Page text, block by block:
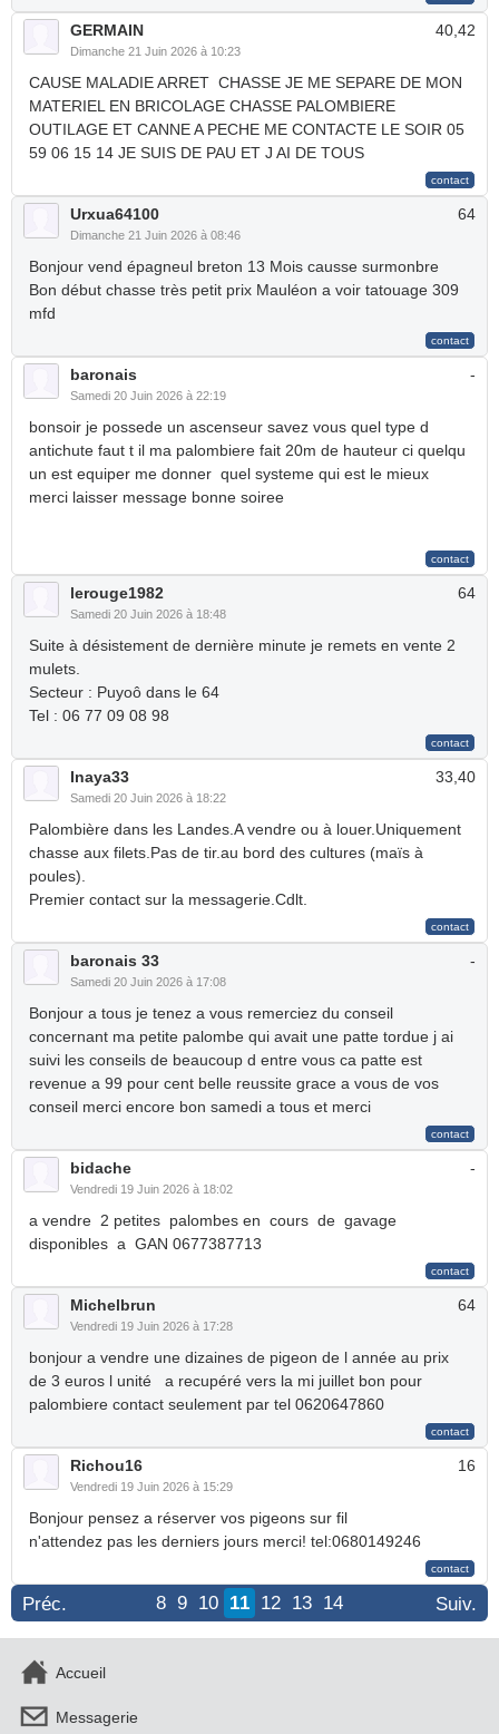
GERMAIN
Dimanche 21 Juin 2026 à 10:23
40,42
CAUSE MALADIE ARRET CHASSE JE ME SEPARE DE MON
MATERIEL EN BRICOLAGE CHASSE PALOMBIERE
OUTILAGE ET CANNE A PECHE ME CONTACTE LE SOIR 05
59 06 15 14 JE SUIS DE PAU ET J AI DE TOUS
Urxua64100
Dimanche 21 Juin 2026 à 08:46
64
Bonjour vend épagneul breton 13 Mois causse surmonbre
Bon début chasse très petit prix Mauléon a voir tatouage 309
mfd
baronais
Samedi 20 Juin 2026 à 22:19
-
bonsoir je possede un ascenseur savez vous quel type d
antichute faut t il ma palombiere fait 20m de hauteur ci quelqu
un est equiper me donner quel systeme qui est le mieux
merci laisser message bonne soiree
lerouge1982
Samedi 20 Juin 2026 à 18:48
64
Suite à désistement de dernière minute je remets en vente 2
mulets.
Secteur : Puyoô dans le 64
Tel : 06 77 09 08 98
Inaya33
Samedi 20 Juin 2026 à 18:22
33,40
Palombière dans les Landes.A vendre ou à louer.Uniquement
chasse aux filets.Pas de tir.au bord des cultures (maïs à
poules).
Premier contact sur la messagerie.Cdlt.
baronais 33
Samedi 20 Juin 2026 à 17:08
-
Bonjour a tous je tenez a vous remerciez du conseil
concernant ma petite palombe qui avait une patte tordue j ai
suivi les conseils de beaucoup d entre vous ca patte est
revenue a 99 pour cent belle reussite grace a vous de vos
conseil merci encore bon samedi a tous et merci
bidache
Vendredi 19 Juin 2026 à 18:02
-
a vendre 2 petites palombes en cours de gavage
disponibles a GAN 0677387713
Michelbrun
Vendredi 19 Juin 2026 à 17:28
64
bonjour a vendre une dizaines de pigeon de l année au prix
de 3 euros l unité a recupéré vers la mi juillet bon pour
palombiere contact seulement par tel 0620647860
Richou16
Vendredi 19 Juin 2026 à 15:29
16
Bonjour pensez a réserver vos pigeons sur fil
n'attendez pas les derniers jours merci! tel:0680149246
Suiv.
Préc. 8 9 10 11 12 13 14
Accueil
Messagerie